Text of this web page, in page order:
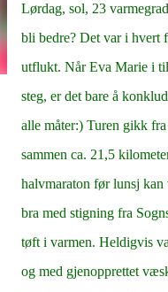
Lørdag, sol, 23
bli bedre? Det var i hvert
utflukt. Når Eva Marie i
steg, er det bare å
alle måter:) Turen gikk
sammen ca. 21,5
halvmaraton før lunsj
bra med stigning fra
tøft i varmen. Heldigvis
og med gjenopprettet